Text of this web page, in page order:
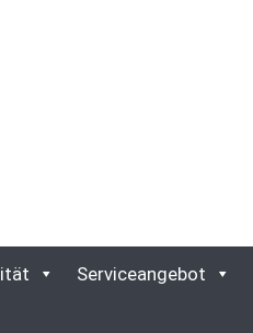
Serviceangebot